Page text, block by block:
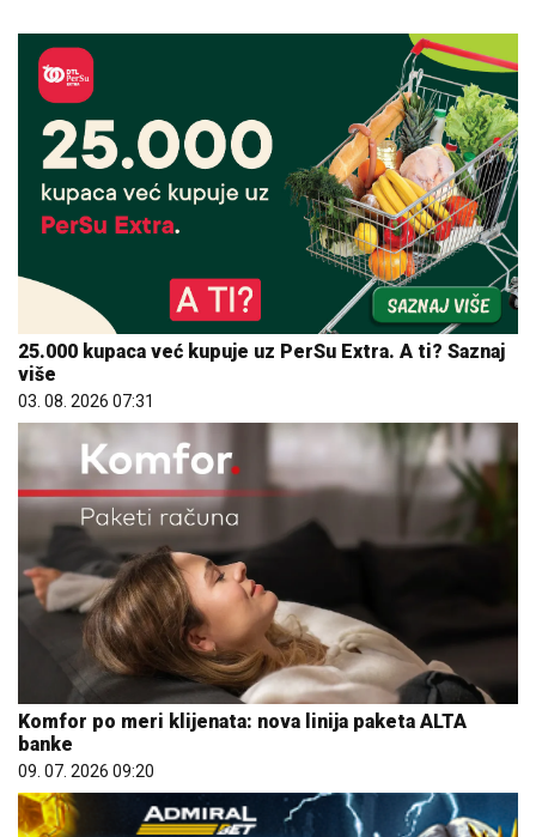
25.000 kupaca već kupuje uz PerSu Extra. A ti? Saznaj
više
03. 08. 2026 07:31
Komfor po meri klijenata: nova linija paketa ALTA
banke
09. 07. 2026 09:20